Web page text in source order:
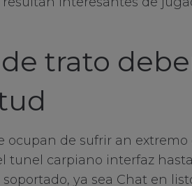
trato
ocupan de sufrir an extremo
carpiano interfaz
ya sea Chat en